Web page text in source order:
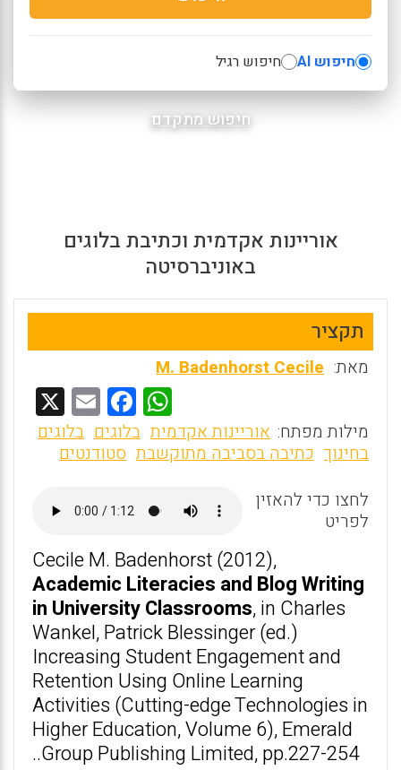
חיפוש AI חיפוש רגיל
חיפוש מתקדם
אוריינות אקדמית וכתיבת בלוגים
באוניברסיטה
תקציר
מאת: M. Badenhorst Cecile
W
h
at
A
p
p
F
a
ce
o
o
k
E
m
ai
מילות מפתח: אוריינות אקדמית בלוגים בלוגים
בחינוך כתיבה בסביבה מתוקשבת סטודנטים
לחצו כדי להאזין
לפריט
Cecile M. Badenhorst (2012),
Academic Literacies and Blog Writing
in UniversityClassrooms, in Charles
Wankel, Patrick Blessinger (ed.)
Increasing Student Engagement and
Retention Using Online Learning
Activities (Cutting-edge Technologies in
Higher Education, Volume 6), Emerald
Group Publishing Limited, pp.227-254..